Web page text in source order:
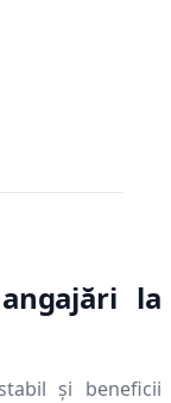
la
și beneficii